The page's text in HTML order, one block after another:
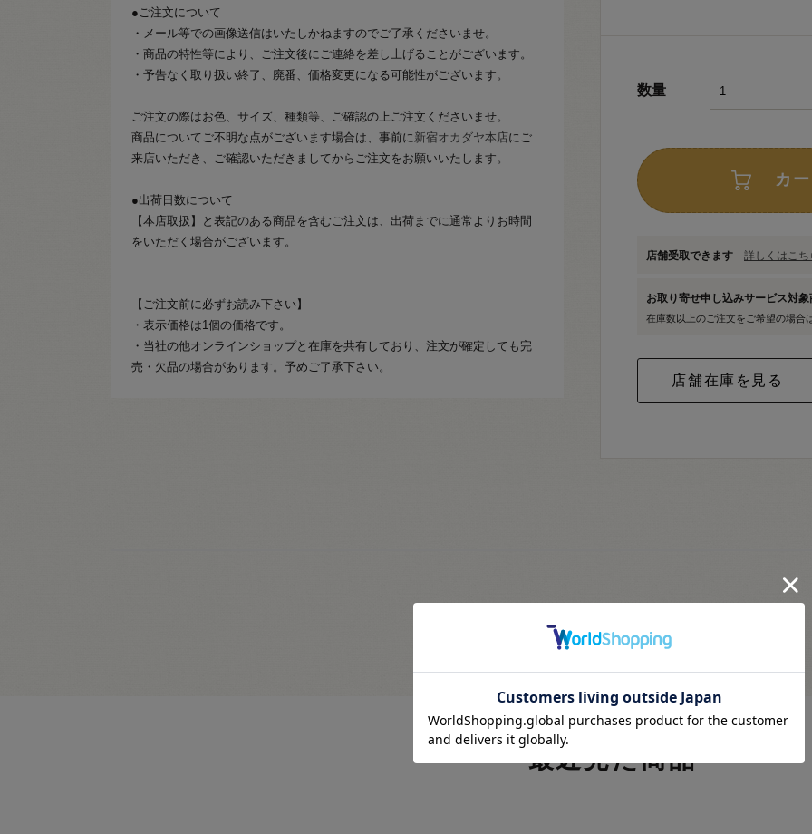
●ご注文について
・メール等での画像送信はいたしかねますのでご了承くださいませ。
・商品の特性等により、ご注文後にご連絡を差し上げることがございます。
・予告なく取り扱い終了、廃番、価格変更になる可能性がございます。
ご注文の際はお色、サイズ、種類等、ご確認の上ご注文くださいませ。
商品についてご不明な点がございます場合は、事前に 新宿オカダヤ本店にご
来店いただき、ご確認いただきましてからご注文をお願いいたします。
●出荷日数について
【本店取扱】と表記のある商品を含むご注文は、出荷までに通常よりお時間
をいただく場合がございます。
【ご注文前に必ずお読み下さい】
・表示価格は1個の価格です。
・当社の他オンラインショップと在庫を共有しており、注文が確定しても完
売・欠品の場合があります。予めご了承下さい。
数量
カ
店舗受取できます 詳しくはこち
お取り寄せ申し込みサービス対
在庫数以上のご注文をご希望の場合
最近見た商品